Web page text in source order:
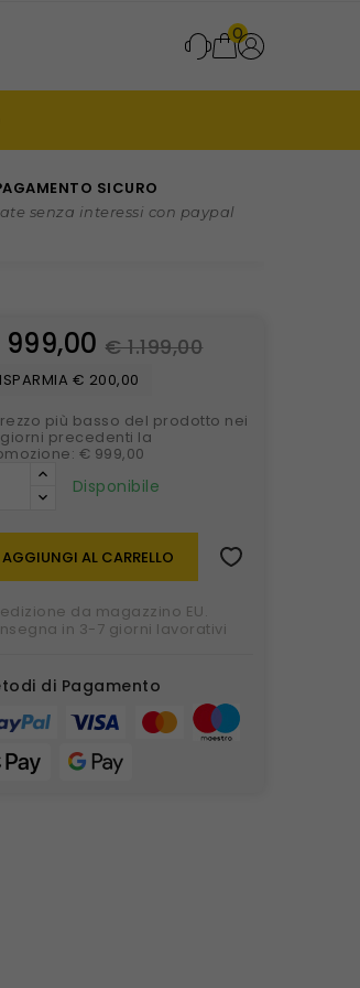
0
SICURO
senza interessi con paypal
€ 1.199,00
€ 200,00
più basso del prodotto nei
giorni precedenti la
€ 999,00
Disponibile
AGGIUNGI AL CARRELLO
da magazzino EU.
in 3-7 giorni lavorativi
di Pagamento